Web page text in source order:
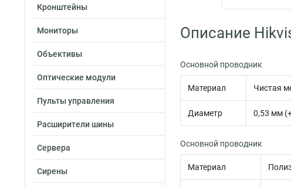
Кронштейны
Мониторы
Объективы
Оптические модули
Пульты управления
Расширители шины
Сервера
Сирены
Описание
Основной проводник
Материал Чистая
Диаметр 0,53 мм
Основной проводник
Материал